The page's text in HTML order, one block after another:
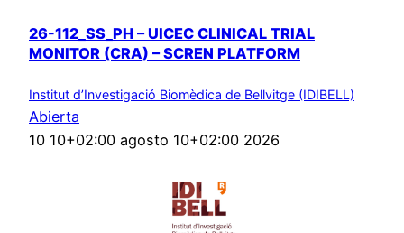
26-112_SS_PH – UICEC CLINICAL TRIAL
MONITOR (CRA) – SCREN PLATFORM
Institut d’Investigació Biomèdica de Bellvitge (IDIBELL)
Abierta
10 10+02:00 agosto 10+02:00 2026